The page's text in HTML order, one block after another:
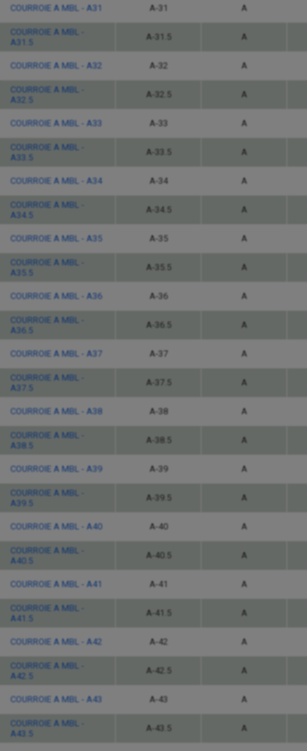
COURROIE A MBL - A31 A-31 A
COURROIE A MBL -
A31.5
A-31.5 A
COURROIE A MBL - A32 A-32 A
COURROIE A MBL -
A32.5
A-32.5 A
COURROIE A MBL - A33 A-33 A
COURROIE A MBL -
A33.5
A-33.5 A
COURROIE A MBL - A34 A-34 A
COURROIE A MBL -
A34.5
A-34.5 A
COURROIE A MBL - A35 A-35 A
COURROIE A MBL -
A35.5
A-35.5 A
COURROIE A MBL - A36 A-36 A
COURROIE A MBL -
A36.5
A-36.5 A
COURROIE A MBL - A37 A-37 A
COURROIE A MBL -
A37.5
A-37.5 A
COURROIE A MBL - A38 A-38 A
COURROIE A MBL -
A38.5
A-38.5 A
COURROIE A MBL - A39 A-39 A
COURROIE A MBL -
A39.5
A-39.5 A
COURROIE A MBL - A40 A-40 A
COURROIE A MBL -
A40.5
A-40.5 A
COURROIE A MBL - A41 A-41 A
COURROIE A MBL -
A41.5
A-41.5 A
COURROIE A MBL - A42 A-42 A
COURROIE A MBL -
A42.5
A-42.5 A
COURROIE A MBL - A43 A-43 A
COURROIE A MBL -
A43.5
A-43.5 A